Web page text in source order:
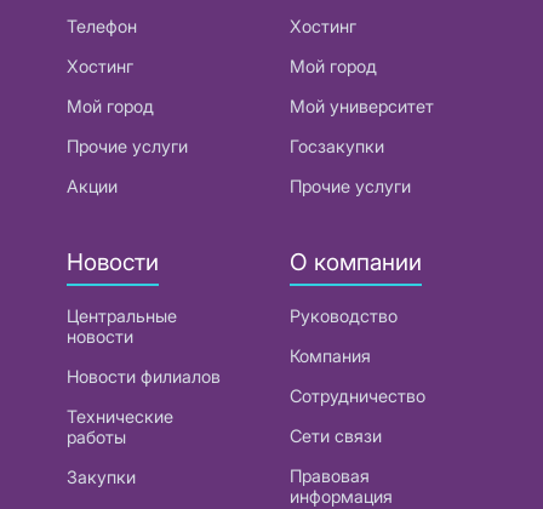
Телефон
Хостинг
Мой город
Прочие услуги
Акции
Хостинг
Мой город
Мой университет
Госзакупки
Прочие услуги
Новости
Центральные
новости
Новости филиалов
Технические
работы
Закупки
О компании
Руководство
Компания
Сотрудничество
Сети связи
Правовая
информация